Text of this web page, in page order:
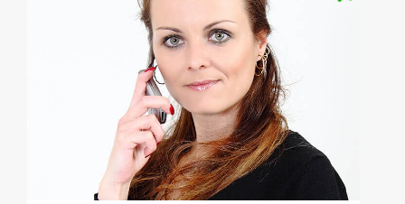
Kartářka Rebeca
Řešíte vztahy, lásku, peníze, zaměstnání nebo
něco jiného? Mým oblíbeným orákulem jsou
karty - mariášové, tarotové, archandělské,
věštím také z kamenných run, využívám
energie kyvadélka.